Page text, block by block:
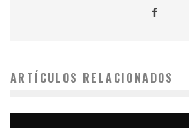
ARTÍCULOS RELACIONADOS